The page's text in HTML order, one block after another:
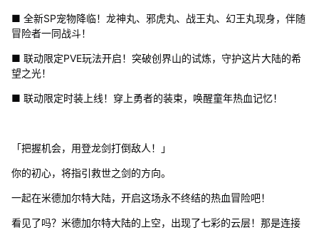
■ 全新SP宠物降临！龙神丸、邪虎丸、战王丸、幻王丸现身，伴随
冒险者一同战斗！
■ 联动限定PVE玩法开启！突破创界山的试炼，守护这片大陆的希
望之光！
■ 联动限定时装上线！穿上勇者的装束，唤醒童年热血记忆！
「把握机会，用登龙剑打倒敌人！」
你的初心，将指引救世之剑的方向。
一起在米德加尔特大陆，开启这场永不终结的热血冒险吧！
看见了吗？米德加尔特大陆的上空，出现了七彩的云层！那是连接